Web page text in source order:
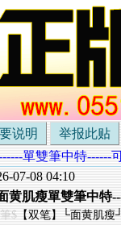
说明
举报此贴
單雙筆中特------
07-08 04:10
黄肌瘦單雙筆中特
$ 【双笔】└面黄肌瘦